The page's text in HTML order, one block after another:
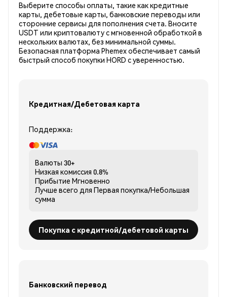
Выберите способы оплаты, такие как кредитные
карты, дебетовые карты, банковские переводы или
сторонние сервисы для пополнения счета. Вносите
USDT или криптовалюту с мгновенной обработкой в
нескольких валютах, без минимальной суммы.
Безопасная платформа Phemex обеспечивает самый
быстрый способ покупки HORD с уверенностью.
Кредитная/Дебетовая карта
Поддержка:
Валюты 30+
Низкая комиссия 0.8%
Прибытие Мгновенно
Лучше всего для Первая покупка/Небольшая
сумма
Покупка с кредитной/дебетовой карты
Банковский перевод